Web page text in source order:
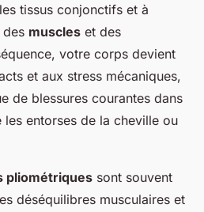
tissus conjonctifs et à
muscles et des
votre corps devient
et aux stress mécaniques,
de blessures courantes dans
entorses de la cheville ou
pliométriques sont souvent
déséquilibres musculaires et